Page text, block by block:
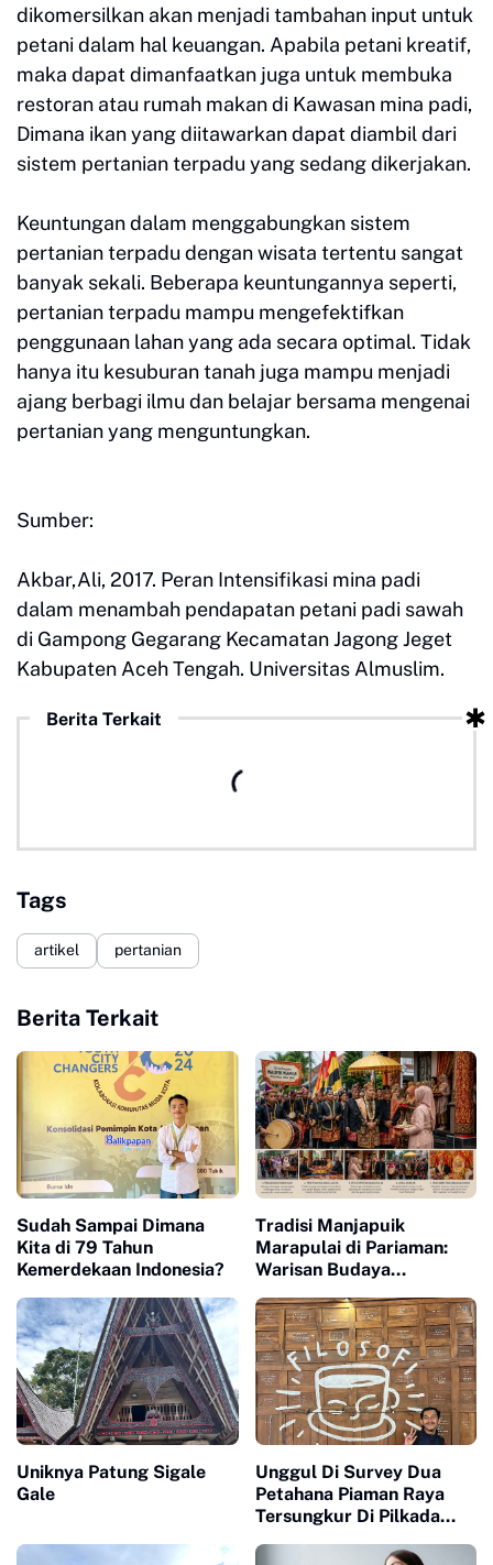
dikomersilkan akan menjadi tambahan input untuk
petani dalam hal keuangan. Apabila petani kreatif,
maka dapat dimanfaatkan juga untuk membuka
restoran atau rumah makan di Kawasan mina padi,
Dimana ikan yang diitawarkan dapat diambil dari
sistem pertanian terpadu yang sedang dikerjakan.
Keuntungan dalam menggabungkan sistem
pertanian terpadu dengan wisata tertentu sangat
banyak sekali. Beberapa keuntungannya seperti,
pertanian terpadu mampu mengefektifkan
penggunaan lahan yang ada secara optimal. Tidak
hanya itu kesuburan tanah juga mampu menjadi
ajang berbagi ilmu dan belajar bersama mengenai
pertanian yang menguntungkan.
Sumber:
Akbar,Ali, 2017. Peran Intensifikasi mina padi
dalam menambah pendapatan petani padi sawah
di Gampong Gegarang Kecamatan Jagong Jeget
Kabupaten Aceh Tengah. Universitas Almuslim.
Berita Terkait
Tags
artikel pertanian
Berita Terkait
Sudah Sampai Dimana
Kita di 79 Tahun
Kemerdekaan Indonesia?
Tradisi Manjapuik
Marapulai di Pariaman:
Warisan Budaya
Lestari
Uniknya Patung Sigale
Gale
Unggul Di Survey Dua
Petahana Piaman Raya
Tersungkur Di Pilkada